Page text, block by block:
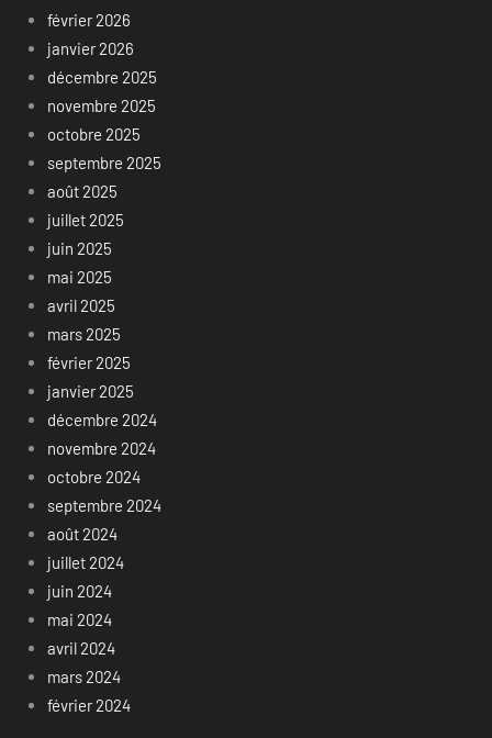
février 2026
janvier 2026
décembre 2025
novembre 2025
octobre 2025
septembre 2025
août 2025
juillet 2025
juin 2025
mai 2025
avril 2025
mars 2025
février 2025
janvier 2025
décembre 2024
novembre 2024
octobre 2024
septembre 2024
août 2024
juillet 2024
juin 2024
mai 2024
avril 2024
mars 2024
février 2024